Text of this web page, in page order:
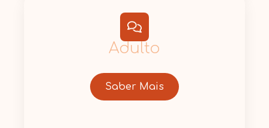
Adulto
Saber Mais